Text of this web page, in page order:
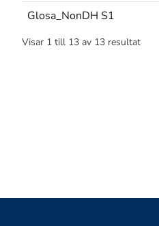
Glosa_NonDH S1
Visar 1 till 13 av 13 resultat